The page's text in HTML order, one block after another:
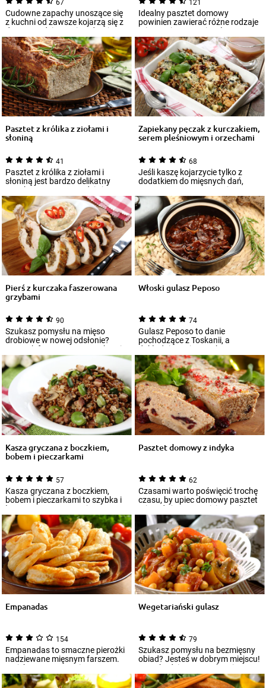
67
Cudowne zapachy unoszące się
z kuchni od zawsze kojarzą się z
domem rodzinnym i tradycyjnym
gotow...
121
Idealny pasztet domowy
powinien zawierać różne rodzaje
mięsa: wieprzowe i wołowe,
trochę boczku l...
Pasztet z królika z ziołami i
słoniną
41
Pasztet z królika z ziołami i
słoniną jest bardzo delikatny
oraz kremowy. Sprawdzi się
zarówno ja...
Zapiekany pęczak z kurczakiem,
serem pleśniowym i orzechami
68
Jeśli kaszę kojarzycie tylko z
dodatkiem do mięsnych dań,
serwowanym zazwyczaj z
gęstym sosem, cz...
Pierś z kurczaka faszerowana
grzybami
90
Szukasz pomysłu na mięso
drobiowe w nowej odsłonie?
Kurczak faszerowany grzybami
to najlepsza opc...
Włoski gulasz Peposo
74
Gulasz Peposo to danie
pochodzące z Toskanii, a
dokładnie z miasteczka
Impruneta niedaleko Floren...
Kasza gryczana z boczkiem,
bobem i pieczarkami
57
Kasza gryczana z boczkiem,
bobem i pieczarkami to szybka i
łatwa w przygotowaniu potrawa,
którą m...
Pasztet domowy z indyka
62
Czasami warto poświęcić trochę
czasu, by upiec domowy pasztet
– jest dużo smaczniejszy od tego
ku...
Empanadas
154
Empanadas to smaczne pierożki
nadziewane mięsnym farszem.
Do ich przygotowania
wykorzystuje się c...
Wegetariański gulasz
79
Szukasz pomysłu na bezmięsny
obiad? Jesteś w dobrym miejscu!
Przychodzimy ze znakomitą
recepturą...